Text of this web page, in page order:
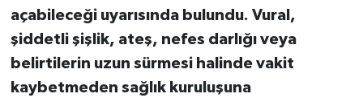
açabileceği uyarısında bulundu. Vural,
şiddetli şişlik, ateş, nefes darlığı veya
belirtilerin uzun sürmesi halinde vakit
kaybetmeden sağlık kuruluşuna